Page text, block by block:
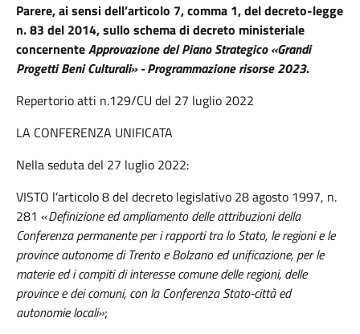
Parere, ai sensi dell’articolo 7, comma 1, del decreto-legge
n. 83 del 2014, sullo schema di decreto ministeriale
concernenteApprovazione del Piano Strategico «Grandi
Progetti Beni Culturali» - Programmazione risorse 2023.
Repertorio atti n.129/CU del 27 luglio 2022
LA CONFERENZA UNIFICATA
Nella seduta del 27 luglio 2022:
VISTO l’articolo 8 del decreto legislativo 28 agosto 1997, n.
281 «Definizione ed ampliamento delle attribuzioni della
Conferenza permanente per i rapporti tra lo Stato, le regioni e le
province autonome di Trento e Bolzano ed unificazione, per le
materie ed i compiti di interesse comune delle regioni, delle
province e dei comuni, con la Conferenza Stato-città ed
autonomie locali»;